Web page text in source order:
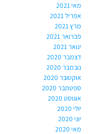
מאי 2021
אפריל 2021
מרץ 2021
פברואר 2021
ינואר 2021
דצמבר 2020
נובמבר 2020
אוקטובר 2020
ספטמבר 2020
אוגוסט 2020
יולי 2020
יוני 2020
מאי 2020